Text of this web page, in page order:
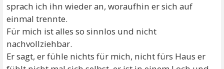
sprach ich ihn wieder an, woraufhin er sich auf
einmal trennte.
Für mich ist alles so sinnlos und nicht
nachvollziehbar.
Er sagt, er fühle nichts für mich, nicht fürs Haus er